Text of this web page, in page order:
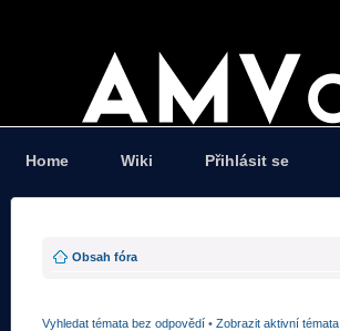
Home Wiki Přihlásit se
Obsah fóra
Vyhledat témata bez odpovědí • Zobrazit aktivní témata